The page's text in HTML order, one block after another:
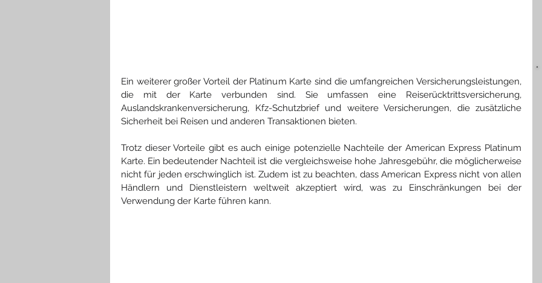
Ein weiterer großer Vorteil der Platinum Karte sind die umfangreichen Versicherungsleistungen,
die mit der Karte verbunden sind. Sie umfassen eine Reiserücktrittsversicherung,
Auslandskrankenversicherung, Kfz-Schutzbrief und weitere Versicherungen, die zusätzliche
Sicherheit bei Reisen und anderen Transaktionen bieten.
Trotz dieser Vorteile gibt es auch einige potenzielle Nachteile der American Express Platinum
Karte. Ein bedeutender Nachteil ist die vergleichsweise hohe Jahresgebühr, die möglicherweise
nicht für jeden erschwinglich ist. Zudem ist zu beachten, dass American Express nicht von allen
Händlern und Dienstleistern weltweit akzeptiert wird, was zu Einschränkungen bei der
Verwendung der Karte führen kann.